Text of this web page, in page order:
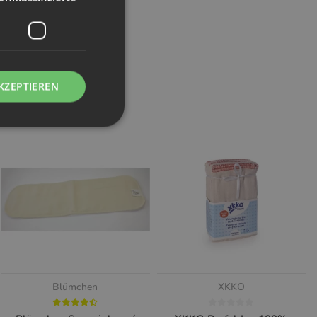
Blümchen XKKO